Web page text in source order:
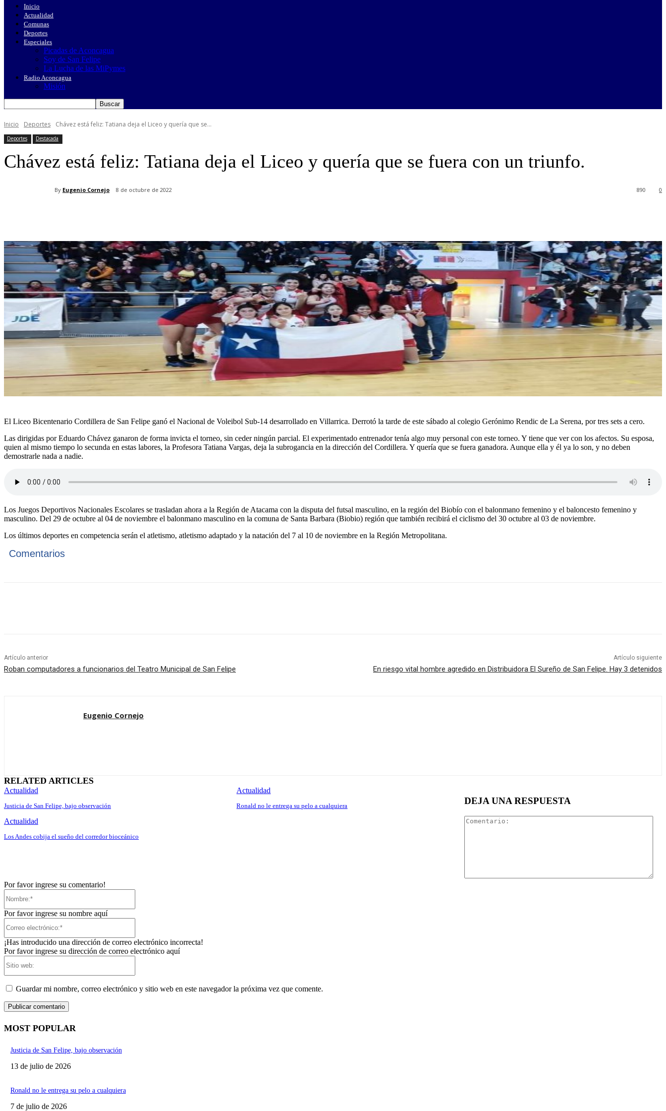
Inicio
Actualidad
Comunas
Deportes
Especiales
Picadas de Aconcagua
Soy de San Felipe
La Lucha de las MiPymes
Radio Aconcagua
Misión
Inicio Deportes Chávez está feliz: Tatiana deja el Liceo y quería que se...
Deportes Destacada
Chávez está feliz: Tatiana deja el Liceo y quería que se fuera con un triunfo.
By Eugenio Cornejo 8 de octubre de 2022 0
890
El Liceo Bicentenario Cordillera de San Felipe ganó el Nacional de Voleibol Sub-14 desarrollado en Villarrica. Derrotó la tarde de este sábado al colegio Gerónimo Rendic de La Serena, por tres sets a cero.
Las dirigidas por Eduardo Chávez ganaron de forma invicta el torneo, sin ceder ningún parcial. El experimentado entrenador tenía algo muy personal con este torneo. Y tiene que ver con los afectos. Su esposa,
quien al mismo tiempo lo secunda en estas labores, la Profesora Tatiana Vargas, deja la subrogancia en la dirección del Cordillera. Y quería que se fuera ganadora. Aunque ella y él ya lo son, y no deben
demostrarle nada a nadie.
Los Juegos Deportivos Nacionales Escolares se trasladan ahora a la Región de Atacama con la disputa del futsal masculino, en la región del Biobío con el balonmano femenino y el baloncesto femenino y
masculino. Del 29 de octubre al 04 de noviembre el balonmano masculino en la comuna de Santa Barbara (Biobio) región que también recibirá el ciclismo del 30 octubre al 03 de noviembre.
Los últimos deportes en competencia serán el atletismo, atletismo adaptado y la natación del 7 al 10 de noviembre en la Región Metropolitana.
Comentarios
Artículo anterior
Roban computadores a funcionarios del Teatro Municipal de San Felipe
Artículo siguiente
En riesgo vital hombre agredido en Distribuidora El Sureño de San Felipe. Hay 3 detenidos
Eugenio Cornejo
RELATED ARTICLES
Actualidad
Justicia de San Felipe, bajo observación
Actualidad
Ronald no le entrega su pelo a cualquiera
Actualidad
Los Andes cobija el sueño del corredor bioceánico
DEJA UNA RESPUESTA
Por favor ingrese su comentario!
Por favor ingrese su nombre aquí
¡Has introducido una dirección de correo electrónico incorrecta!
Por favor ingrese su dirección de correo electrónico aquí
Guardar mi nombre, correo electrónico y sitio web en este navegador la próxima vez que comente.
MOST POPULAR
Justicia de San Felipe, bajo observación
13 de julio de 2026
Ronald no le entrega su pelo a cualquiera
7 de julio de 2026